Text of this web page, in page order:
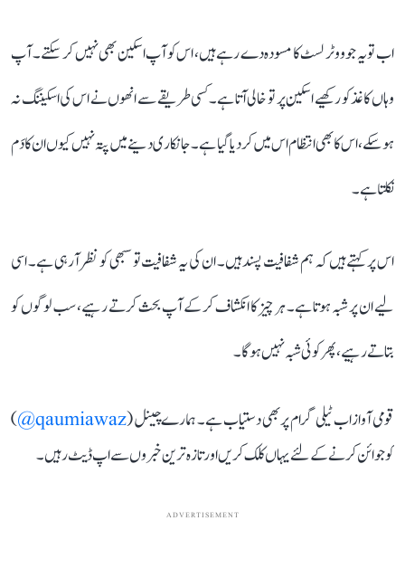
اب تو یہ جو ووٹر لسٹ کا مسودہ دے رہے ہیں، اس کو آپ اسکین بھی نہیں کر سکتے۔ آپ
وہاں کاغذ کو رکھیے اسکین پر تو خالی آتا ہے۔ کسی طریقے سے انھوں نے اس کی اسکیننگ نہ
ہو سکے، اس کا بھی انتظام اس میں کر دیا گیا ہے۔ جانکاری دینے میں پتہ نہیں کیوں ان کا دَم
نکلتا ہے۔
اس پر کہتے ہیں کہ ہم شفافیت پسند ہیں۔ ان کی یہ شفافیت تو سبھی کو نظر آ رہی ہے۔ اسی
لیے ان پر شبہ ہوتا ہے۔ ہر چیز کا انکشاف کر کے آپ بحث کرتے رہیے، سب لوگوں کو
بتاتے رہیے، پھر کوئی شبہ نہیں ہوگا۔
قومی آواز اب ٹیلی گرام پر بھی دستیاب ہے۔ ہمارے چینل (qaumiawaz@
)
کو جوائن کرنے کے لئے یہاں کلک کریں اور تازہ ترین خبروں سے اپ ڈیٹ رہیں۔
ADVERTISEMENT